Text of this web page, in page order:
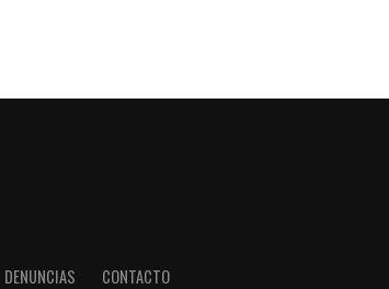
DENUNCIAS CONTACTO